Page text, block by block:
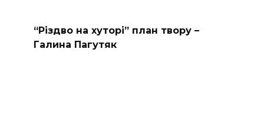
“Різдво на хуторі” план твору –
Галина Пагутяк